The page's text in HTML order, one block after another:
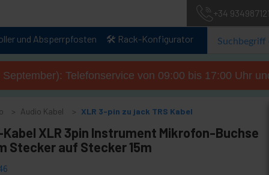
+34 934987121
und Absperrpfosten 🛠️ Rack-Konfigurator
Telefonservice von 09:00 bis 17:00 Uhr
Audio Kabel XLR 3-pin zu jack TRS Kabel
XLR 3pin Instrument Mikrofon-Buchse
Stecker auf Stecker 15m